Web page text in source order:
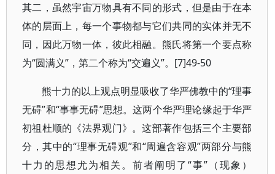
其二，虽然宇宙万物具有不同的形式，但是由于在本
体的层面上，每一个事物都与它们共同的实体并无不
同，因此万物一体，彼此相融。熊氏将第一个要点称
为“圆满义”，第二个称为“交遍义”。[7]49-50
熊十力的以上观点明显吸收了华严佛教中的“理事
无碍”和“事事无碍”思想。这两个华严理论缘起于华严
初祖杜顺的《法界观门》。这部著作包括三个主要部
分，其中的“理事无碍观”和“周遍含容观”两部分与熊
十力的思想尤为相关。前者阐明了“事”（现象）